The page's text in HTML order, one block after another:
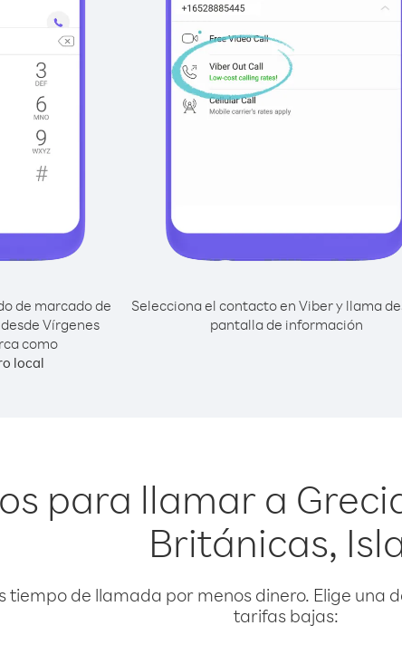
de marcado de
Vírgenes
como
local
Selecciona el contacto en Viber y llama
pantalla de información
para llamar a
Británicas,
tiempo de llamada por menos dinero. Elige una
tarifas bajas: